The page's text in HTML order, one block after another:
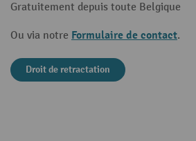
Gratuitement depuis toute Belgique
Ou via notre Formulaire de contact.
Droit de retractation